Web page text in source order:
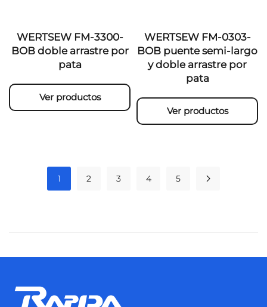
WERTSEW FM-3300-
BOB doble arrastre por
pata
Ver productos
WERTSEW FM-0303-
BOB puente semi-largo
y doble arrastre por
pata
Ver productos
1 2 3 4 5